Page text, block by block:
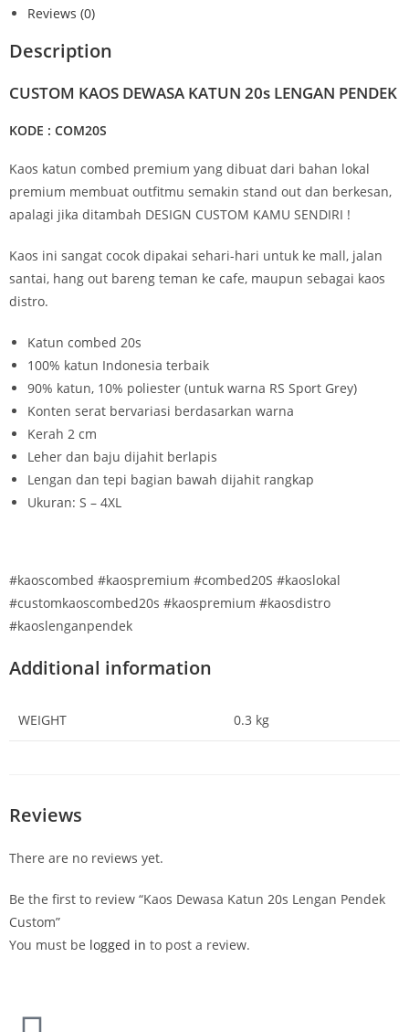
Reviews (0)
Description
CUSTOM KAOS DEWASA KATUN 20s LENGAN PENDEK
KODE : COM20S
Kaos katun combed premium yang dibuat dari bahan lokal
premium membuat outfitmu semakin stand out dan berkesan,
apalagi jika ditambah DESIGN CUSTOM KAMU SENDIRI !
Kaos ini sangat cocok dipakai sehari-hari untuk ke mall, jalan
santai, hang out bareng teman ke cafe, maupun sebagai kaos
distro.
Katun combed 20s
100% katun Indonesia terbaik
90% katun, 10% poliester (untuk warna RS Sport Grey)
Konten serat bervariasi berdasarkan warna
Kerah 2 cm
Leher dan baju dijahit berlapis
Lengan dan tepi bagian bawah dijahit rangkap
Ukuran: S – 4XL
#kaoscombed #kaospremium #combed20S #kaoslokal
#customkaoscombed20s #kaospremium #kaosdistro
#kaoslenganpendek
Additional information
WEIGHT 0.3 kg
Reviews
There are no reviews yet.
Be the first to review “Kaos Dewasa Katun 20s Lengan Pendek
Custom”
You must be logged in to post a review.